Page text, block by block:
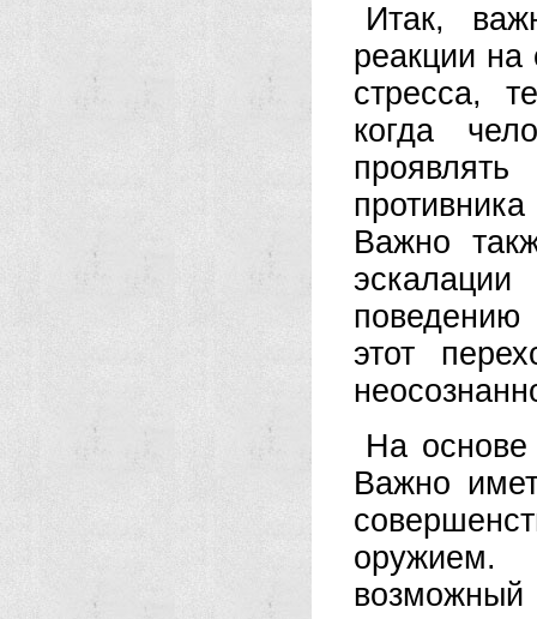
Итак,
реакции на
стресса,
когда
Важно
эскалации
поведению
этот
На основе
Важно
оружием.
возможный